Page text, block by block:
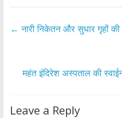
b
k
er s
p
e
← नारी निकेतन और सुधार गृहों की
महंत इंदिरेश अस्पताल की
Leave a Reply